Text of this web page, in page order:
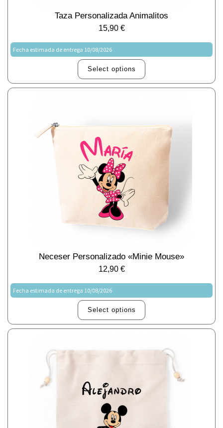
Taza Personalizada Animalitos
15,90 €
Fecha estimada de entrega 10/08/2026
Select options
Neceser Personalizado «Minie Mouse»
12,90 €
Fecha estimada de entrega 10/08/2026
Select options